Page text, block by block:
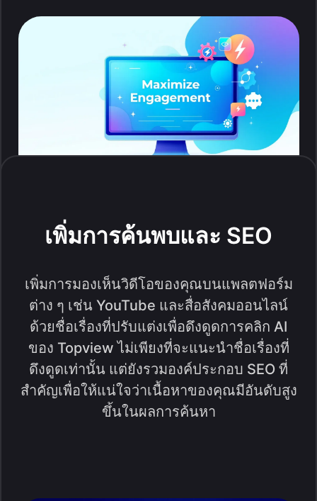
เพิ่มการค้นพบและ SEO
เพิ่มการมองเห็นวิดีโอของคุณบนแพลตฟอร์ม
ต่าง ๆ เช่น YouTube และสื่อสังคมออนไลน์
ด้วยชื่อเรื่องที่ปรับแต่งเพื่อดึงดูดการคลิก AI
ของ Topview ไม่เพียงที่จะแนะนำชื่อเรื่องที่
ดึงดูดเท่านั้น แต่ยังรวมองค์ประกอบ SEO ที่
สำคัญเพื่อให้แน่ใจว่าเนื้อหาของคุณมีอันดับสูง
ขึ้นในผลการค้นหา